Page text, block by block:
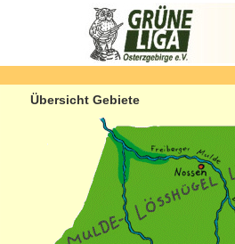
Übersicht Gebiete